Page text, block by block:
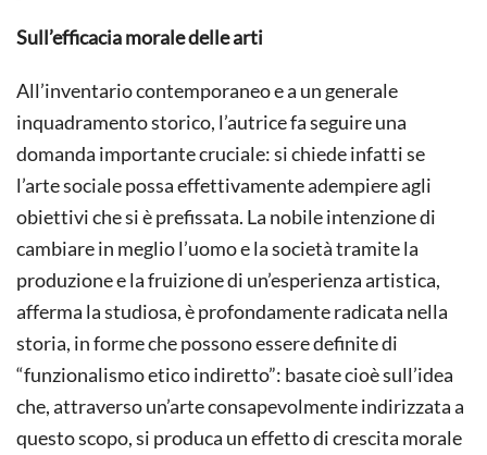
Sull’efficacia morale delle arti
All’inventario contemporaneo e a un generale
inquadramento storico, l’autrice fa seguire una
domanda importante cruciale: si chiede infatti se
l’arte sociale possa effettivamente adempiere agli
obiettivi che si è prefissata. La nobile intenzione di
cambiare in meglio l’uomo e la società tramite la
produzione e la fruizione di un’esperienza artistica,
afferma la studiosa, è profondamente radicata nella
storia, in forme che possono essere definite di
“funzionalismo etico indiretto”: basate cioè sull’idea
che, attraverso un’arte consapevolmente indirizzata a
questo scopo, si produca un effetto di crescita morale